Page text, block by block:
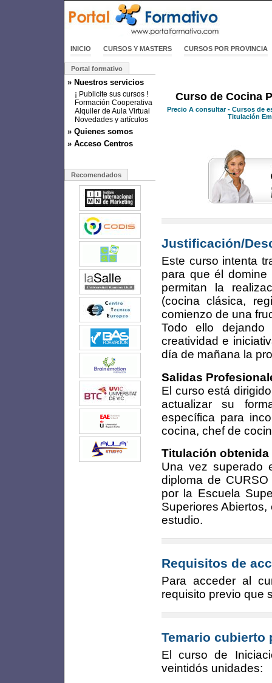
INICIO CURSOS Y MASTERS CURSOS POR PROVINCIA
Portal formativo
» Nuestros servicios
¡ Publicite sus cursos !
Formación Cooperativa
Alquiler de Aula Virtual
Novedades y artículos
» Quienes somos
» Acceso Centros
Recomendados
Curso de Cocina
Precio A consultar - Cursos de
Titulación
Justificación/
Este curso intenta
para que él
permitan la
(cocina clásica,
comienzo de una
Todo ello
creatividad e
día de mañana la
Salidas
El curso está
actualizar su
específica para
cocina, chef de
Titulación obtenida
Una vez superado
diploma de
por la Escuela
Superiores
estudio.
Requisitos de
Para acceder al
requisito previo que
Temario cubierto
El curso de
veintidós unidades: